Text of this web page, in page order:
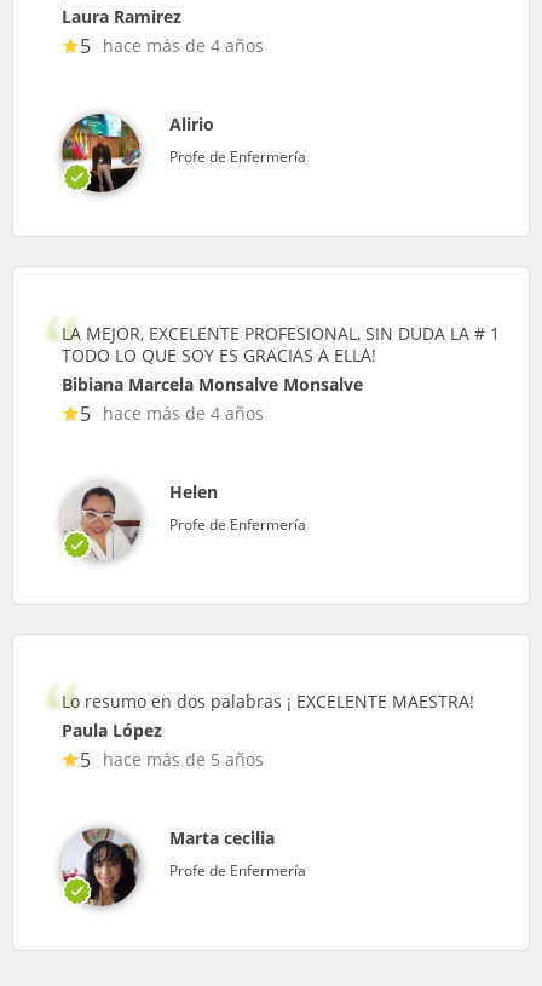
Laura Ramirez
5 hace más de 4 años
Alirio
Profe de Enfermería
LA MEJOR, EXCELENTE PROFESIONAL, SIN DUDA LA # 1
TODO LO QUE SOY ES GRACIAS A ELLA!
Bibiana Marcela Monsalve Monsalve
5 hace más de 4 años
Helen
Profe de Enfermería
Lo resumo en dos palabras ¡ EXCELENTE MAESTRA!
Paula López
5 hace más de 5 años
Marta cecilia
Profe de Enfermería